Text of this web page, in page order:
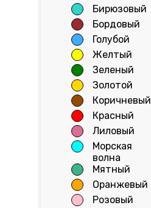
Бирюзовый
Бордовый
Голубой
Желтый
Зеленый
Золотой
Коричневый
Красный
Лиловый
Морская
волна
Мятный
Оранжевый
Розовый